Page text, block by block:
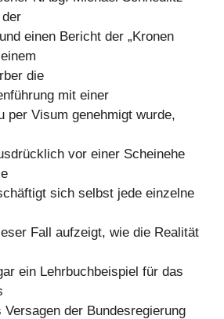
einen Bericht der „Kronen
die
mit einer
per Visum genehmigt wurde,
vor einer Scheinehe
sich selbst jede einzelne
Fall aufzeigt, wie die Realität
ein Lehrbuchbeispiel für das
der Bundesregierung